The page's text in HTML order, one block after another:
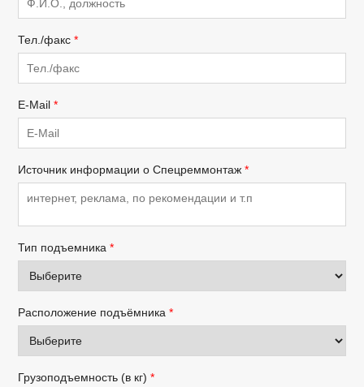
Тел./факс*
E-Mail*
Источник информации о Спецреммонтаж*
Тип подъемника*
Расположение подъёмника*
Грузоподъемность (в кг)*